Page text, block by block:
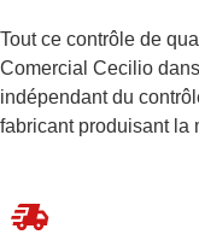
Tout ce contrôle de
Comercial Cecilio
indépendant du
fabricant produisant la